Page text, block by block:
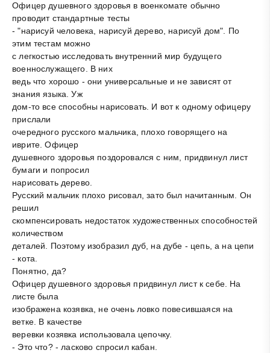
Офицер душевного здоровья в военкомате обычно
проводит стандартные тесты
- "нарисуй человека, нарисуй дерево, нарисуй дом". По
этим тестам можно
с легкостью исследовать внутренний мир будущего
военнослужащего. В них
ведь что хорошо - они универсальные и не зависят от
знания языка. Уж
дом-то все способны нарисовать. И вот к одному офицеру
прислали
очередного русского мальчика, плохо говорящего на
иврите. Офицер
душевного здоровья поздоровался с ним, придвинул лист
бумаги и попросил
нарисовать дерево.
Русский мальчик плохо рисовал, зато был начитанным. Он
решил
скомпенсировать недостаток художественных способностей
количеством
деталей. Поэтому изобразил дуб, на дубе - цепь, а на цепи
- кота.
Понятно, да?
Офицер душевного здоровья придвинул лист к себе. На
листе была
изображена козявка, не очень ловко повесившаяся на
ветке. В качестве
веревки козявка использовала цепочку.
- Это что? - ласково спросил кабан.